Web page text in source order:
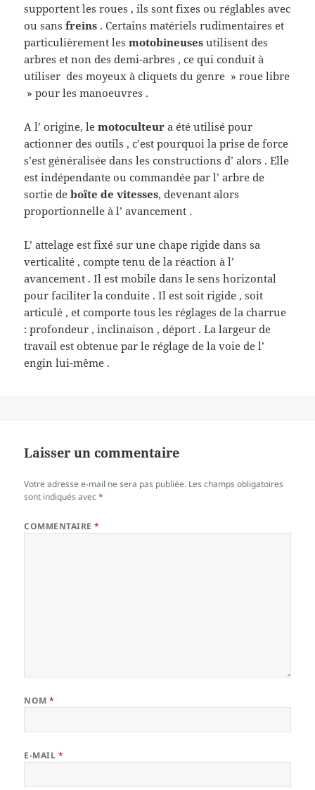
supportent les roues , ils sont fixes ou réglables avec
ou sansfreins . Certains matériels rudimentaires et
particulièrement lesmotobineusesutilisent des
arbres et non des demi-arbres , ce qui conduit à
utiliser des moyeux à cliquets du genre » roue libre
» pour les manoeuvres .
A l’ origine, lemotoculteura été utilisé pour
actionner des outils , c’est pourquoi la prise de force
s’est généralisée dans les constructions d’ alors . Elle
est indépendante ou commandée par l’ arbre de
sortie deboîte de vitesses, devenant alors
proportionnelle à l’ avancement .
L’ attelage est fixé sur une chape rigide dans sa
verticalité , compte tenu de la réaction à l’
avancement . Il est mobile dans le sens horizontal
pour faciliter la conduite . Il est soit rigide , soit
articulé , et comporte tous les réglages de la charrue
: profondeur , inclinaison , déport . La largeur de
travail est obtenue par le réglage de la voie de l’
engin lui-même .
Laisser un commentaire
Votre adresse e-mail ne sera pas publiée. Les champs obligatoires
sont indiqués avec*
COMMENTAIRE*
NOM*
E-MAIL *